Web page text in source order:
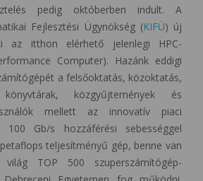
pedig októberben indult. A
Fejlesztési Ügynökség (KIFÜ) új
az itthon elérhető jelenlegi HPC-
Computer). Hazánk eddigi
a felsőoktatás, közoktatás,
könyvtárak, közgyűjtemények és
mellett az innovatív piaci
Gb/s hozzáférési sebességgel
teljesítményű gép, benne van
TOP 500 szuperszámítógép-